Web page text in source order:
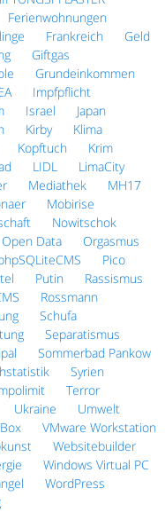
Ferienwohnungen
Frankreich
Geld
Giftgas
Grundeinkommen
Impfpflicht
Israel
Japan
Kirby
Klima
Kopftuch
Krim
LIDL
LimaCity
Mediathek
MH17
Mobirise
Nowitschok
Open Data
Orgasmus
Pico
Putin
Rassismus
Rossmann
Schufa
Separatismus
Sommerbad Pankow
Syrien
Terror
Ukraine
Umwelt
VMware Workstation
Websitebuilder
Windows Virtual PC
WordPress